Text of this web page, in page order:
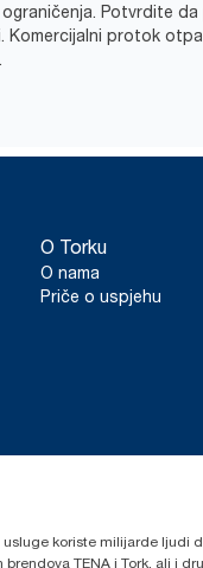
Potvrdite
Komercijalni protok
O Torku
O nama
Priče o uspjehu
koriste milijarde
TENA i Tork, ali i